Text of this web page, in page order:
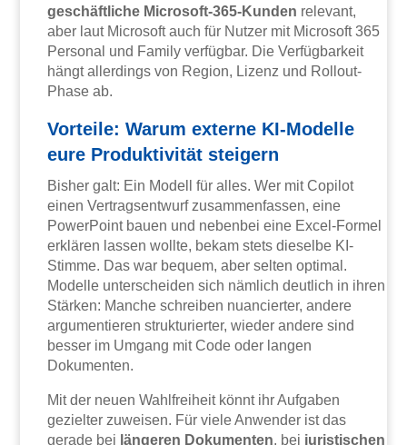
geschäftliche Microsoft-365-Kunden relevant,
aber laut Microsoft auch für Nutzer mit Microsoft 365
Personal und Family verfügbar. Die Verfügbarkeit
hängt allerdings von Region, Lizenz und Rollout-
Phase ab.
Vorteile: Warum externe KI-Modelle
eure Produktivität steigern
Bisher galt: Ein Modell für alles. Wer mit Copilot
einen Vertragsentwurf zusammenfassen, eine
PowerPoint bauen und nebenbei eine Excel-Formel
erklären lassen wollte, bekam stets dieselbe KI-
Stimme. Das war bequem, aber selten optimal.
Modelle unterscheiden sich nämlich deutlich in ihren
Stärken: Manche schreiben nuancierter, andere
argumentieren strukturierter, wieder andere sind
besser im Umgang mit Code oder langen
Dokumenten.
Mit der neuen Wahlfreiheit könnt ihr Aufgaben
gezielter zuweisen. Für viele Anwender ist das
gerade bei längeren Dokumenten, bei juristischen